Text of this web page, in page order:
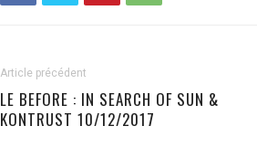
Article précédent
LE BEFORE : IN SEARCH OF SUN &
KONTRUST 10/12/2017